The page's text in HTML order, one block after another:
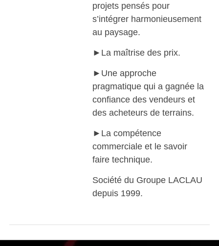
projets pensés pour
s’intégrer harmonieusement
au paysage.
►La maîtrise des prix.
►Une approche
pragmatique qui a gagnée la
confiance des vendeurs et
des acheteurs de terrains.
►La compétence
commerciale et le savoir
faire technique.
Société du Groupe LACLAU
depuis 1999.